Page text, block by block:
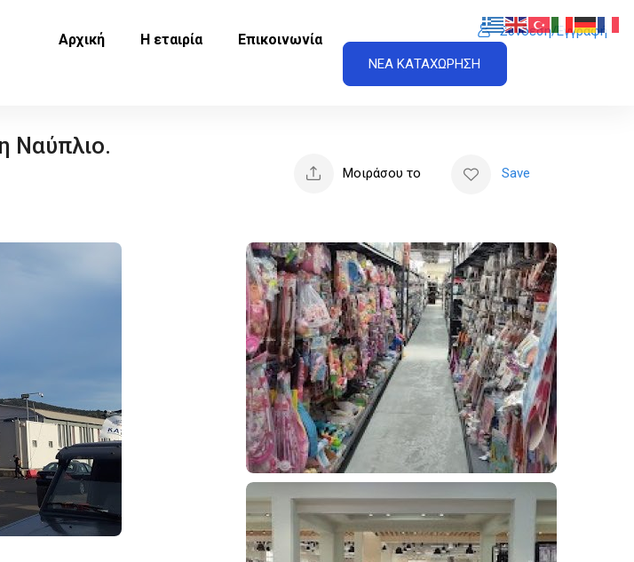
Αρχική Η εταιρία Επικοινωνία
Σύνδεση/Εγγραφή
ΝΕΑ ΚΑΤΑΧΩΡΗΣΗ
Ναύπλιο.
Μοιράσου το Save